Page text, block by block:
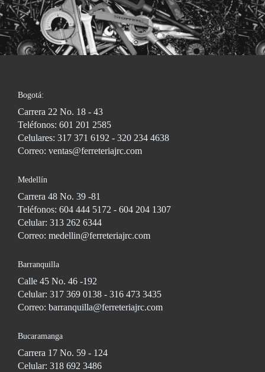
Bogotá:
Carrera 22 No. 18 - 43
Teléfonos: 601 201 2585
Celulares: 317 371 6192 - 320 234 4638
Correo: ventas@ferreteriajrc.com
Medellín
Carrera 48 No. 39 -81
Teléfonos: 604 444 5172 - 604 204 1307
Celular: 313 262 6344
Correo: medellin@ferreteriajrc.com
Barranquilla
Calle 45 No. 46 -192
Celular: 317 369 0138 - 316 473 3435
Correo: barranquilla@ferreteriajrc.com
Bucaramanga
Carrera 17 No. 59 - 124
Celular: 318 692 3486